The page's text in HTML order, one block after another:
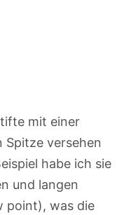
mit einer
Spitze versehen
habe ich sie
und langen
point), was die